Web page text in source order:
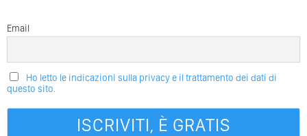
Email
Ho letto le indicazioni sulla privacy e il trattamento dei dati di
questo sito.